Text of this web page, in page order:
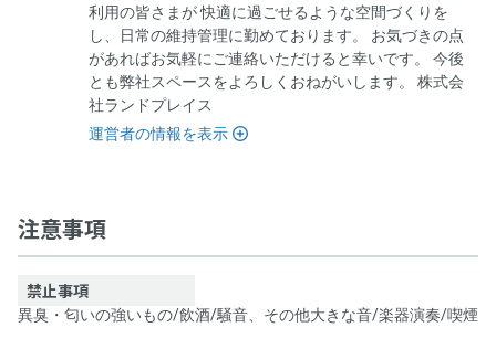
利用の皆さまが 快適に過ごせるような空間づくりを
し、日常の維持管理に勤めております。 お気づきの点
があればお気軽にご連絡いただけると幸いです。 今後
とも弊社スペースをよろしくおねがいします。 株式会
社ランドプレイス
運営者の情報を表示
【3号室】ヴァリエンテフォーラム恵比寿
注意事項
禁止事項
異臭・匂いの強いもの/飲酒/騒音、その他大きな音/楽器演奏/喫煙